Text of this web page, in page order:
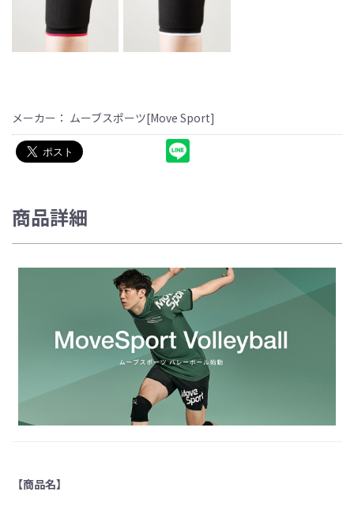
メーカー： ムーブスポーツ[Move Sport]
商品詳細
【商品名】